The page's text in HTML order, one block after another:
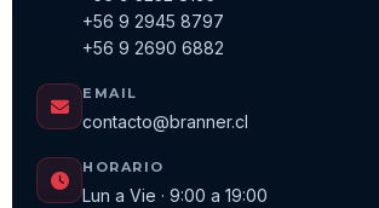
+56 9 2945 8797
+56 9 2690 6882
EMAIL
contacto@branner.cl
HORARIO
Lun a Vie · 9:00 a 19:00